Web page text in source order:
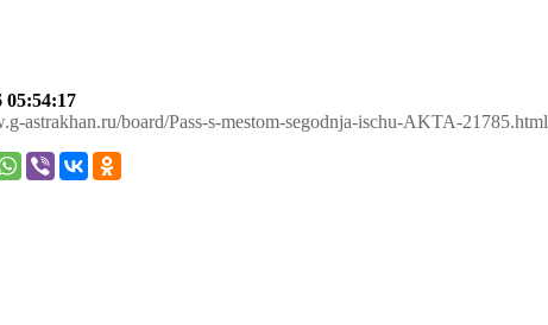
05:54:17
astrakhan.ru/board/Pass-s-mestom-segodnja-ischu-AKTA-21785.html